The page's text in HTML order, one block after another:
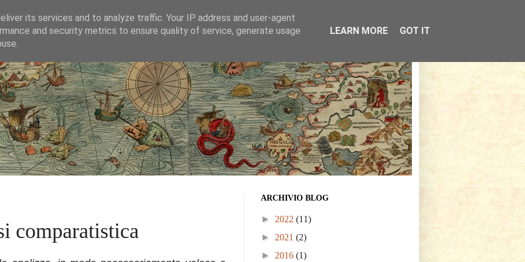
del Progetto Bifröst
comparatistica
ARCHIVIO BLOG
► 2022 (11)
► 2021 (2)
► 2016 (1)
its services and to analyze traffic. Your IP address and user-agent
and security metrics to ensure quality of service, generate usage
LEARN MORE GOT IT